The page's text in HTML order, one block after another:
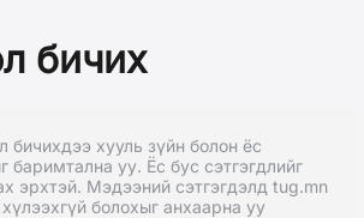
бичих
бичихдээ хууль зүйн болон ёс
баримтална уу. Ёс бус сэтгэгдлийг
эрхтэй. Мэдээний сэтгэгдэлд tug.mn
болохыг анхаарна уу